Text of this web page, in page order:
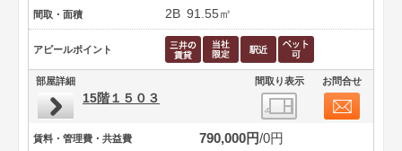
間取・面積 2B 91.55㎡
アピールポイント
部屋詳細 間取り表示 お問合せ
15階１５０３
賃料・管理費・共益費 790,000円 0円